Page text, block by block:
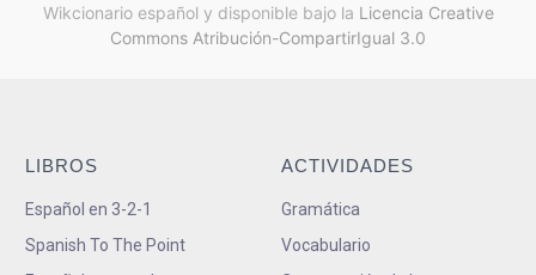
Wikcionario español y disponible bajo la Licencia Creative
Commons Atribución-CompartirIgual 3.0
LIBROS
Español en 3-2-1
Spanish To The Point
ACTIVIDADES
Gramática
Vocabulario